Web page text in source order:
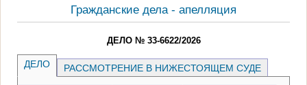
Гражданские дела - апелляция
ДЕЛО № 33-6622/2026
ДЕЛО РАССМОТРЕНИЕ В НИЖЕСТОЯЩЕМ СУДЕ